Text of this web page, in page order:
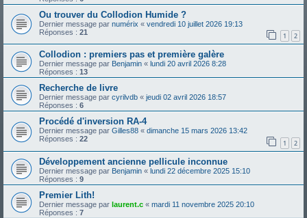
Ou trouver du Collodion Humide ?
Dernier message par numérix « vendredi 10 juillet 2026 19:13
Réponses : 21 1 2
Collodion : premiers pas et première galère
Dernier message par Benjamin « lundi 20 avril 2026 8:28
Réponses : 13
Recherche de livre
Dernier message par cyrilvdb « jeudi 02 avril 2026 18:57
Réponses : 6
Procédé d'inversion RA-4
Dernier message par Gilles88 « dimanche 15 mars 2026 13:42
Réponses : 22 1 2
Développement ancienne pellicule inconnue
Dernier message par Benjamin « lundi 22 décembre 2025 15:10
Réponses : 9
Premier Lith!
Dernier message par laurent.c « mardi 11 novembre 2025 20:10
Réponses : 7